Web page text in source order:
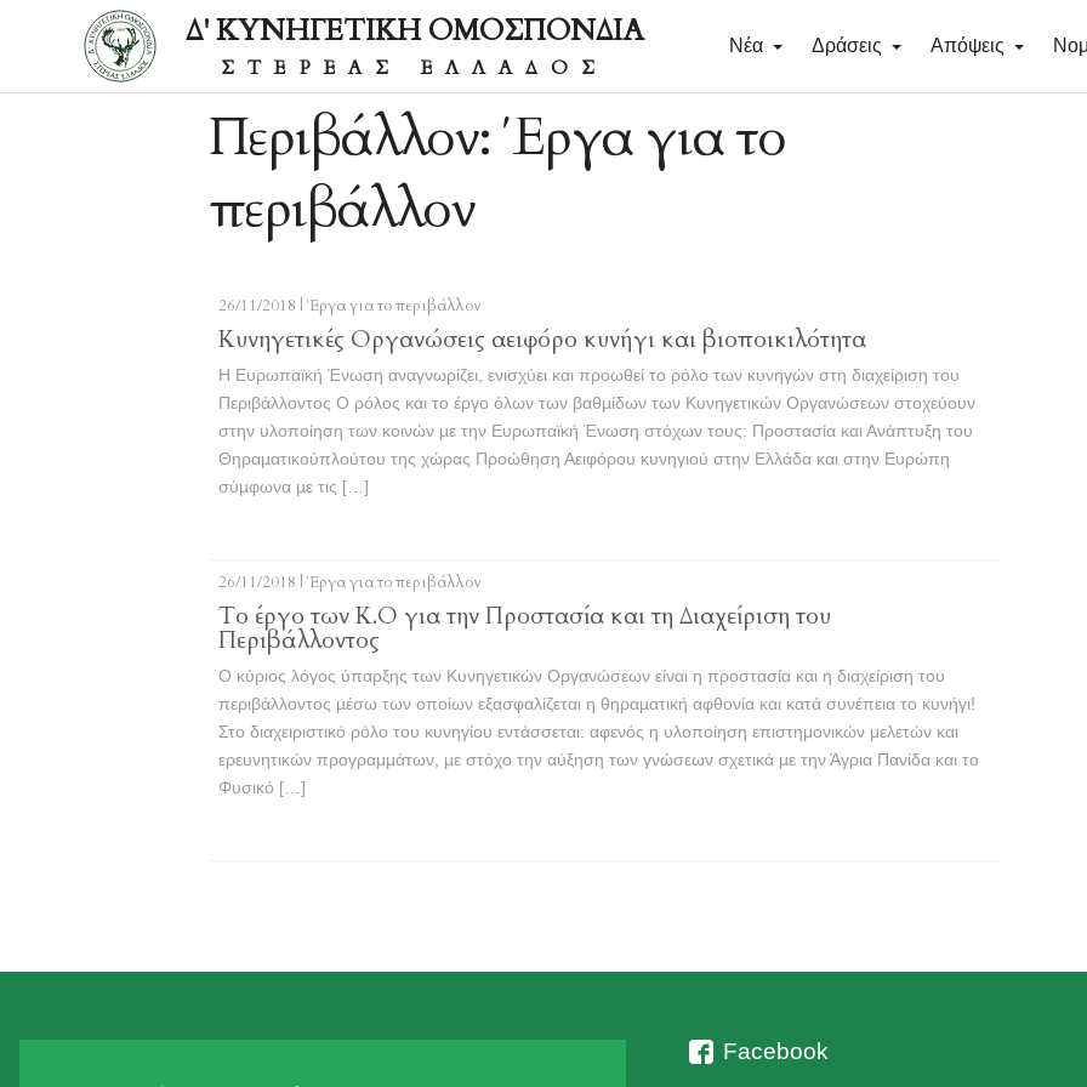
Δ' ΚΥΝΗΓΕΤΙΚΗ ΟΜΟΣΠΟΝΔΙΑ
ΣΤΕΡΕΑΣ ΕΛΛΑΔΟΣ
Νέα Δράσεις Απόψεις
Περιβάλλον: Έργα για το
περιβάλλον
26/11/2018 | Έργα για το περιβάλλον
Κυνηγετικές Οργανώσεις αειφόρο κυνήγι και βιοποικιλότητα
Η Ευρωπαϊκή Ένωση αναγνωρίζει, ενισχύει και προωθεί το ρόλο των κυνηγών στη διαχείριση του
Περιβάλλοντος Ο ρόλος και το έργο όλων των βαθµίδων των Κυνηγετικών Οργανώσεων στοχεύουν
στην υλοποίηση των κοινών µε την Ευρωπαϊκή Ένωση στόχων τους: Προστασία και Ανάπτυξη του
Θηραµατικούπλούτου της χώρας Προώθηση Αειφόρου κυνηγιού στην Ελλάδα και στην Ευρώπη
σύµφωνα µε τις […]
26/11/2018 | Έργα για το περιβάλλον
Το έργο των Κ.Ο για την Προστασία και τη Διαχείριση του
Περιβάλλοντος
Ο κύριος λόγος ύπαρξης των Κυνηγετικών Οργανώσεων είναι η προστασία και η διαχείριση του
περιβάλλοντος µέσω των οποίων εξασφαλίζεται η θηραµατική αφθονία και κατά συνέπεια το κυνήγι!
Στο διαχειριστικό ρόλο του κυνηγίου εντάσσεται: αφενός η υλοποίηση επιστημονικών μελετών και
ερευνητικών προγραμμάτων, µε στόχο την αύξηση των γνώσεων σχετικά µε την Άγρια Πανίδα και το
Φυσικό […]
Facebook